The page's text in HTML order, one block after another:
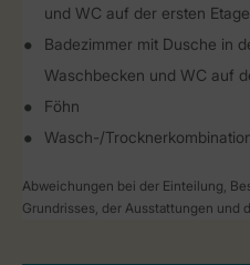
und WC auf der ersten Etage
Badezimmer mit Dusche in
Waschbecken und WC auf
Föhn
Wasch-/
Abweichungen bei der Einteilung,
Grundrisses, der Ausstattungen und